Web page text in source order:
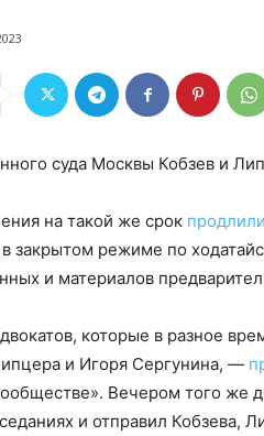
суда Москвы Кобзев и
на такой же срок продлили
закрытом режиме по
и материалов
которые в разное
и Игоря Сергунина, —
Вечером того же
и отправил Кобзева,